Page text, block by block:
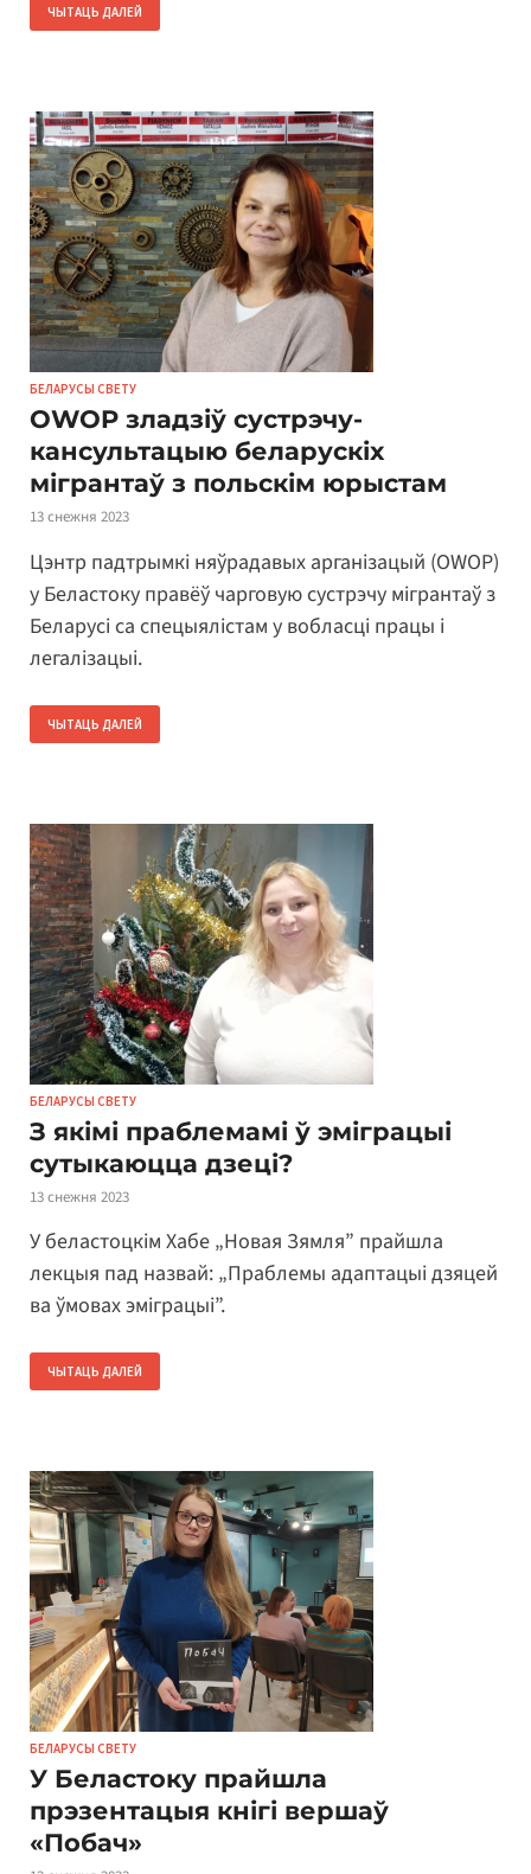
ЧЫТАЦЬ ДАЛЕЙ
БЕЛАРУСЫ СВЕТУ
OWOP зладзіў сустрэчу-
кансультацыю беларускіх
мігрантаў з польскім юрыстам
13 снежня 2023
Цэнтр падтрымкі няўрадавых арганізацый (OWOP)
у Беластоку правёў чарговую сустрэчу мігрантаў з
Беларусі са спецыялістам у вобласці працы і
легалізацыі.
ЧЫТАЦЬ ДАЛЕЙ
БЕЛАРУСЫ СВЕТУ
З якімі праблемамі ў эміграцыі
сутыкаюцца дзеці?
13 снежня 2023
У беластоцкім Хабе „Новая Зямля” прайшла
лекцыя пад назвай: „Праблемы адаптацыі дзяцей
ва ўмовах эміграцыі”.
ЧЫТАЦЬ ДАЛЕЙ
БЕЛАРУСЫ СВЕТУ
У Беластоку прайшла
прэзентацыя кнігі вершаў
«Побач»